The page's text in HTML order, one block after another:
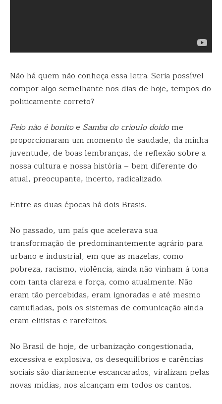
Não há quem não conheça essa letra. Seria possível
compor algo semelhante nos dias de hoje, tempos do
politicamente correto?
Feio não é bonitoe Samba do crioulo doidome
proporcionaram um momento de saudade, da minha
juventude, de boas lembranças, de reflexão sobre a
nossa cultura e nossa história – bem diferente do
atual, preocupante, incerto, radicalizado.
Entre as duas épocas há dois Brasis.
No passado, um país que acelerava sua
transformação de predominantemente agrário para
urbano e industrial, em que as mazelas, como
pobreza, racismo, violência, ainda não vinham à tona
com tanta clareza e força, como atualmente. Não
eram tão percebidas, eram ignoradas e até mesmo
camufladas, pois os sistemas de comunicação ainda
eram elitistas e rarefeitos.
No Brasil de hoje, de urbanização congestionada,
excessiva e explosiva, os desequilíbrios e carências
sociais são diariamente escancarados, viralizam pelas
novas mídias, nos alcançam em todos os cantos.